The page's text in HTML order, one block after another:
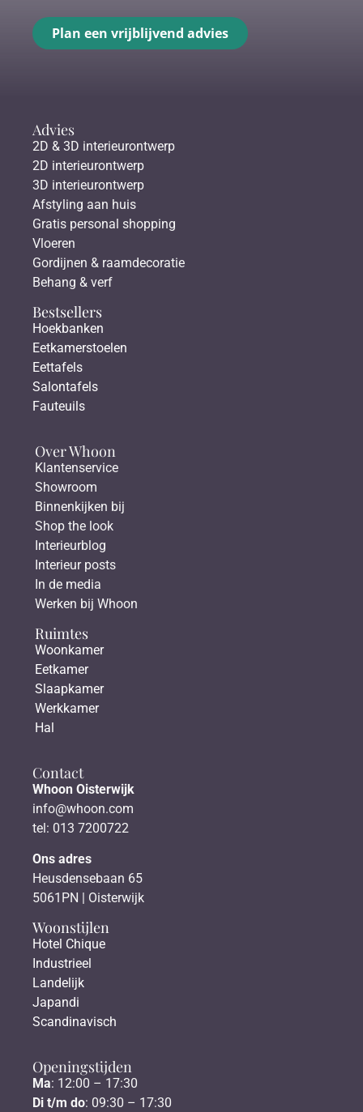
Plan een vrijblijvend advies
Advies
2D & 3D interieurontwerp
2D interieurontwerp
3D interieurontwerp
Afstyling aan huis
Gratis personal shopping
Vloeren
Gordijnen & raamdecoratie
Behang & verf
Bestsellers
Hoekbanken
Eetkamerstoelen
Eettafels
Salontafels
Fauteuils
Over Whoon
Klantenservice
Showroom
Binnenkijken bij
Shop the look
Interieurblog
Interieur posts
In de media
Werken bij Whoon
Ruimtes
Woonkamer
Eetkamer
Slaapkamer
Werkkamer
Hal
Contact
Whoon Oisterwijk
info@whoon.com
tel: 013 7200722
Ons adres
Heusdensebaan 65
5061PN | Oisterwijk
Woonstijlen
Hotel Chique
Industrieel
Landelijk
Japandi
Scandinavisch
Openingstijden
Ma: 12:00 – 17:30
Di t/m do: 09:30 – 17:30